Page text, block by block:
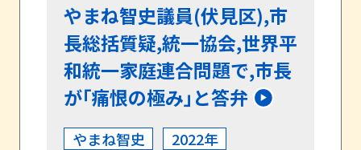
やまね智史議員(伏見区),市
長総括質疑,統一協会,世界平
和統一家庭連合問題で,市長
が｢痛恨の極み｣と答弁
やまね智史
2022年